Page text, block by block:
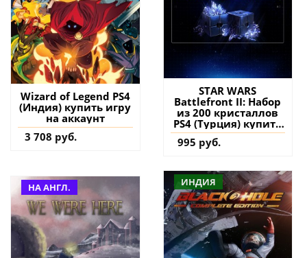
Wizard of Legend PS4
(Индия) купить игру
на аккаунт
3 708 руб.
STAR WARS
Battlefront II: Набор
из 200 кристаллов
PS4 (Турция) купить
дополнение на
аккаунт
995 руб.
НА АНГЛ. ИНДИЯ